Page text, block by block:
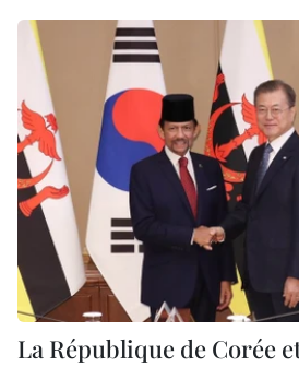
La République de Corée